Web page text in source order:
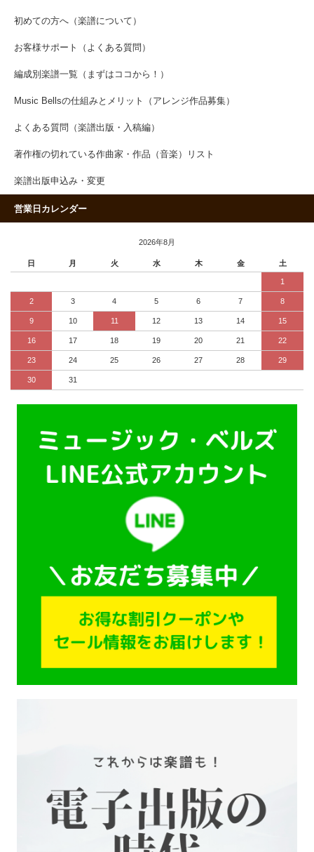
初めての方へ（楽譜について）
お客様サポート（よくある質問）
編成別楽譜一覧（まずはココから！）
Music Bellsの仕組みとメリット（アレンジ作品募集）
よくある質問（楽譜出版・入稿編）
著作権の切れている作曲家・作品（音楽）リスト
楽譜出版申込み・変更
営業日カレンダー
2026年8月
日 月 火 水 木 金 土
1
2 3 4 5 6 7 8
9 10 11 12 13 14 15
16 17 18 19 20 21 22
23 24 25 26 27 28 29
30 31